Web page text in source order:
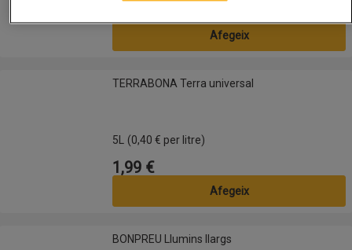
Afegeix
TERRABONA Terra universalTERRABONA Terra universal
5L (0,40 € per litre)
Preu
1,99 €
Afegeix
BONPREU Llumins llargsBONPREU Llumins llargs